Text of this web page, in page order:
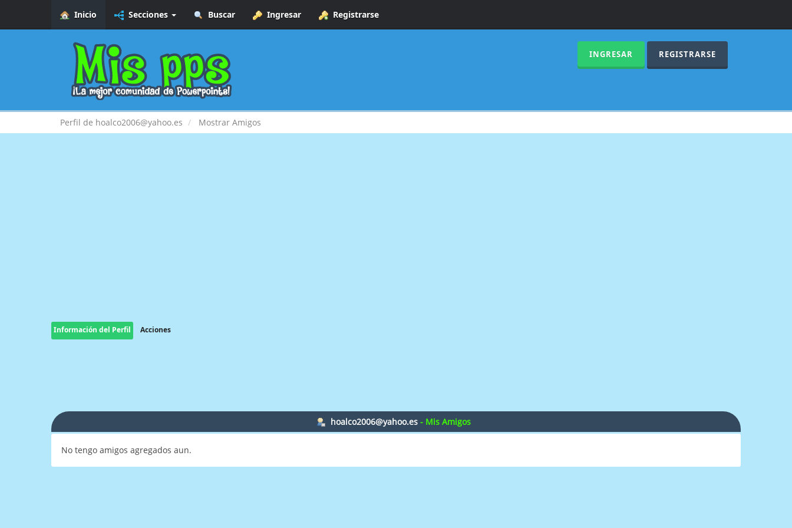
Inicio Secciones Buscar Ingresar Registrarse
INGRESAR REGISTRARSE
Perfil de hoalco2006@yahoo.es Mostrar Amigos
Información del Perfil Acciones
hoalco2006@yahoo.es - Mis Amigos
No tengo amigos agregados aun.